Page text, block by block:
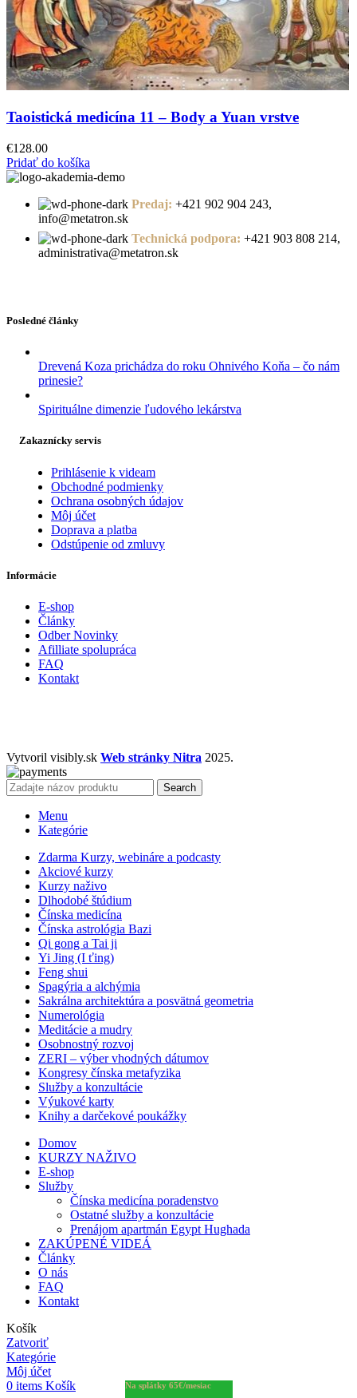
Na splátky 65€/mesiac
Na splátky 24€/mesiac
Taoistická medicína 11 – Body a Yuan vrstve
€128.00
Pridať do košíka
Predaj: +421 902 904 243,
info@metatron.sk
Technická podpora: +421 903 808 214,
administrativa@metatron.sk
Posledné články
Drevená Koza prichádza do roku Ohnivého Koňa – čo nám
prinesie?
Spirituálne dimenzie ľudového lekárstva
Zakaznícky servis
Prihlásenie k videam
Obchodné podmienky
Ochrana osobných údajov
Môj účet
Doprava a platba
Odstúpenie od zmluvy
Informácie
E-shop
Články
Odber Novinky
Afilliate spolupráca
FAQ
Kontakt
Vytvoril visibly.sk Web stránky Nitra 2025.
Search
Menu
Kategórie
Zdarma Kurzy, webináre a podcasty
Akciové kurzy
Kurzy naživo
Dlhodobé štúdium
Čínska medicína
Čínska astrológia Bazi
Qi gong a Tai ji
Yi Jing (I ťing)
Feng shui
Spagýria a alchýmia
Sakrálna architektúra a posvätná geometria
Numerológia
Meditácie a mudry
Osobnostný rozvoj
ZERI – výber vhodných dátumov
Kongresy čínska metafyzika
Služby a konzultácie
Výukové karty
Knihy a darčekové poukážky
Domov
KURZY NAŽIVO
E-shop
Služby
Čínska medicína poradenstvo
Ostatné služby a konzultácie
Prenájom apartmán Egypt Hughada
ZAKÚPENÉ VIDEÁ
Články
O nás
FAQ
Kontakt
Košík
Zatvoriť
Kategórie
Môj účet
0 items Košík